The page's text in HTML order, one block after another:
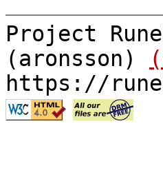
Project
(aronsson)
https://